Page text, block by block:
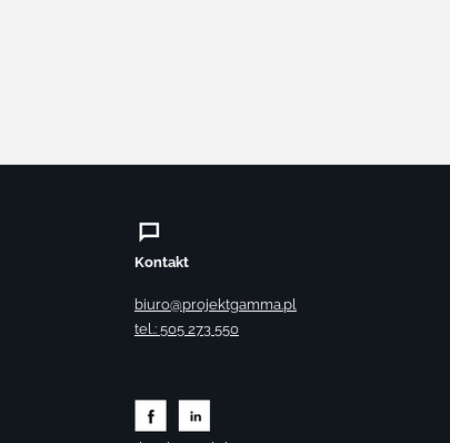
Kontakt
biuro@projektgamma.pl
tel.: 505 273 550